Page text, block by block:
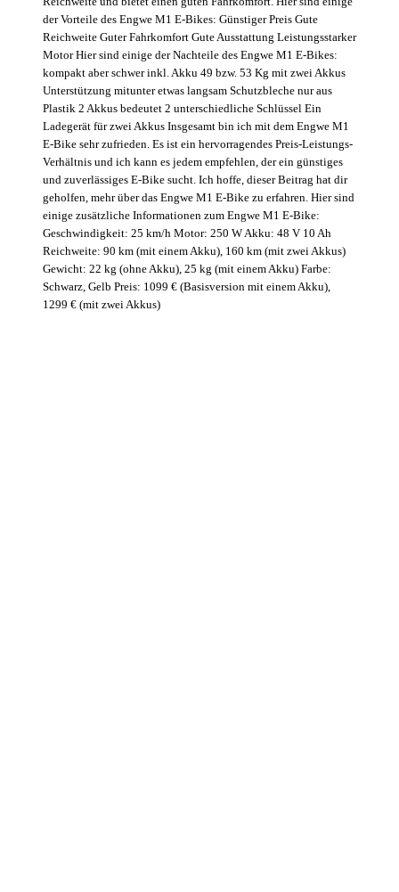
der Vorteile des Engwe M1 E-Bikes: Günstiger Preis Gute
Reichweite Guter Fahrkomfort Gute Ausstattung Leistungsstarker
Motor Hier sind einige der Nachteile des Engwe M1 E-Bikes:
kompakt aber schwer inkl. Akku 49 bzw. 53 Kg mit zwei Akkus
Unterstützung mitunter etwas langsam Schutzbleche nur aus
Plastik 2 Akkus bedeutet 2 unterschiedliche Schlüssel Ein
Ladegerät für zwei Akkus Insgesamt bin ich mit dem Engwe M1
E-Bike sehr zufrieden. Es ist ein hervorragendes Preis-Leistungs-
Verhältnis und ich kann es jedem empfehlen, der ein günstiges
und zuverlässiges E-Bike sucht. Ich hoffe, dieser Beitrag hat dir
geholfen, mehr über das Engwe M1 E-Bike zu erfahren. Hier sind
einige zusätzliche Informationen zum Engwe M1 E-Bike:
Geschwindigkeit: 25 km/h Motor: 250 W Akku: 48 V 10 Ah
Reichweite: 90 km (mit einem Akku), 160 km (mit zwei Akkus)
Gewicht: 22 kg (ohne Akku), 25 kg (mit einem Akku) Farbe:
Schwarz, Gelb Preis: 1099 € (Basisversion mit einem Akku),
1299 € (mit zwei Akkus)